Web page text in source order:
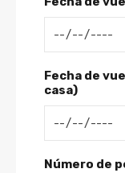
Fecha de
casa)
Número de